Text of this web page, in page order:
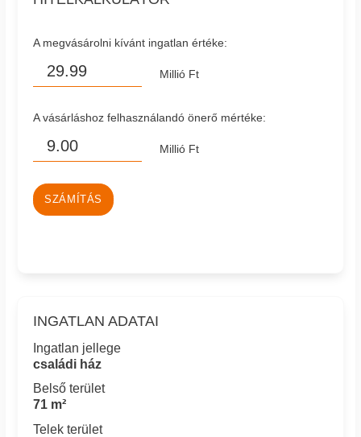
A megvásárolni kívánt ingatlan értéke:
Millió Ft
A vásárláshoz felhasználandó önerő mértéke:
Millió Ft
SZÁMÍTÁS
INGATLAN ADATAI
Ingatlan jellege
családi ház
Belső terület
71 m²
Telek terület